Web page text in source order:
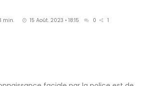
min. 15 Août. 2023 • 18:15 0 1